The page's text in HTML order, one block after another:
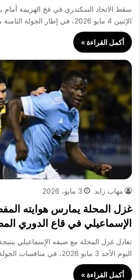
الإثنين 4 مايو 2026، في إطار الجولة الثامنة من…
أكمل القراءة »
مهاب زايد 3 مايو، 2026
غزل المحلة يمارس هوايته
الإسماعيلي في قاع الدوري
اليوم الأحد 3 مايو 2026، في منافسات الجولة الثامنة بمجموعة…
أكمل القراءة »